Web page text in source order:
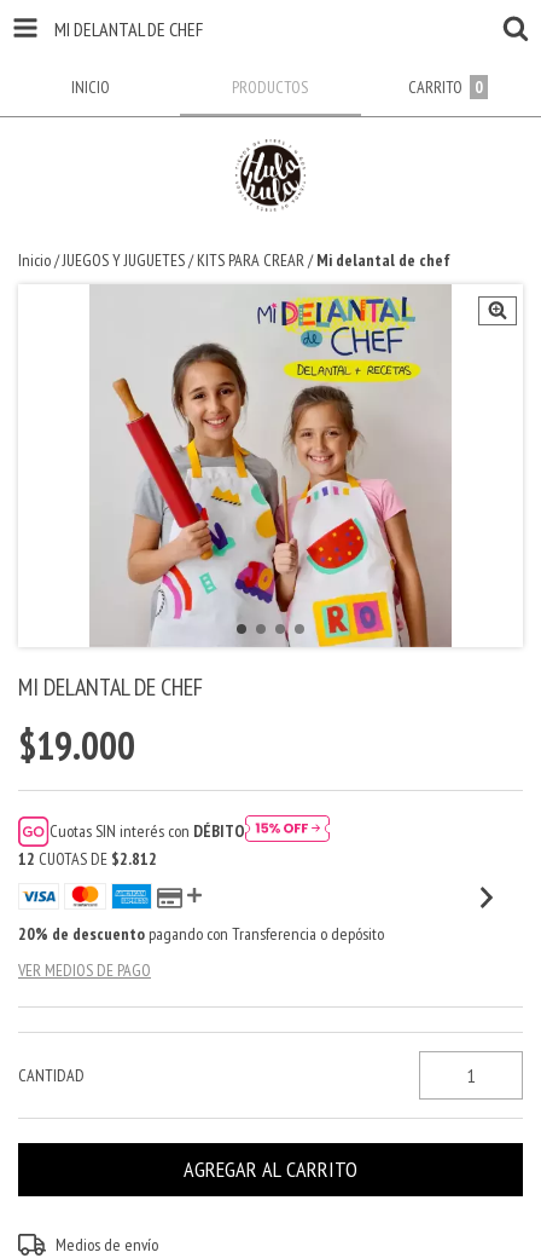
MI DELANTAL DE CHEF
INICIO PRODUCTOS CARRITO 0
Inicio/JUEGOS Y JUGUETES/ KITS PARA CREAR/ Mi delantal de chef
MI DELANTAL DE CHEF
$19.000
Cuotas SIN interés con DÉBITO
12 CUOTAS DE $2.812
20% de descuento pagando con Transferencia o depósito
VER MEDIOS DE PAGO
CANTIDAD
Entregas para el CP:
Medios de envío